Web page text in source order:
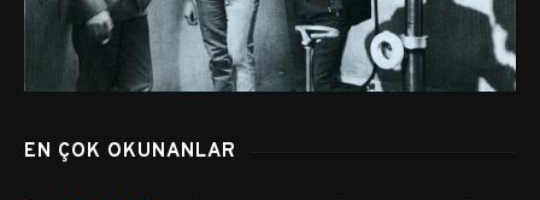
EN ÇOK OKUNANLAR